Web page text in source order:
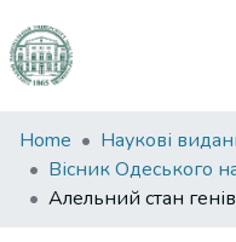
Communities
&
Collections
Home